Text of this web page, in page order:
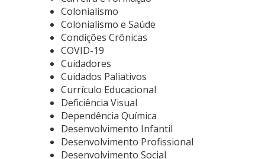
Colonialismo
Colonialismo e Saúde
Condições Crônicas
COVID-19
Cuidadores
Cuidados Paliativos
Currículo Educacional
Deficiência Visual
Dependência Química
Desenvolvimento Infantil
Desenvolvimento Profissional
Desenvolvimento Social